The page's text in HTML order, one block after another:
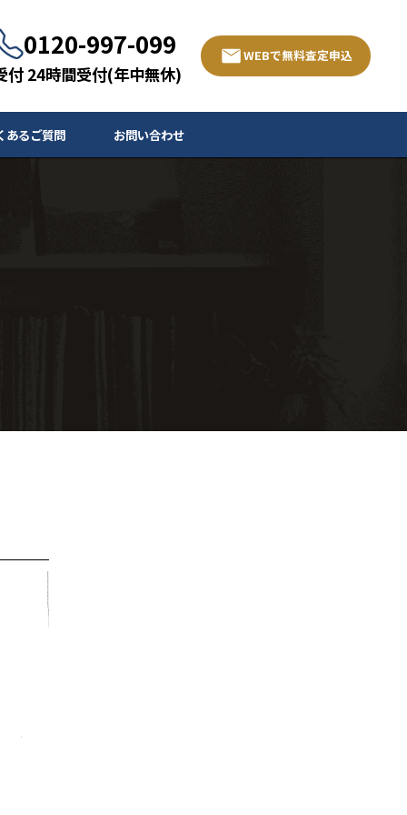
0120-997-099
付 24時間受付(年中無休)
WEBで無料査定申込
あるご質問 お問い合わせ